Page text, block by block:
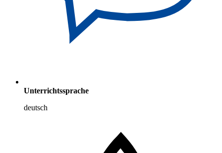
Unterrichtssprache
deutsch